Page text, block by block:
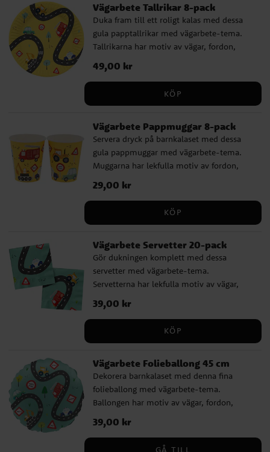
Vägarbete Tallrikar 8-pack
Duka fram till ett roligt kalas med dessa
gula papptallrikar med vägarbete-tema.
Tallrikarna har motiv av vägar, fordon,
skyltar och små byggdetaljer som passar
perfekt till barn som gillar grävmaskiner,
Tallrikarna är fina att kombinera med
samma tema och gör dukningen extra
lekfull. Ett bra val till barnkalas där
byggarbetsplats, fordon och vägar står i
fokus. ✔ 8 papptallrikar med vägarbete-
motiv ✔ Diameter: ca 23 cm ✔ FSC-
certifierat papper
Pris :49,00 kr
49,00 kr
KÖP
Vägarbete Pappmuggar 8-pack
Servera dryck på barnkalaset med dessa
gula pappmuggar med vägarbete-tema.
Muggarna har lekfulla motiv av fordon,
perfekt till barn som gillar grävmaskiner,
arbetsfordon. Pappmuggarna är fina att
dekorationer i samma tema för en
enhetlig dukning. ✔ 8 pappmuggar med
vägarbete-motiv ✔ Rymmer 250 ml ✔
FSC-certifierat papper
Pris:29,00 kr
29,00 kr
KÖP
Vägarbete Servetter 20-pack
Gör dukningen komplett med dessa
servetter med vägarbete-tema.
Servetterna har lekfulla motiv av vägar,
fordon, skyltar och byggdetaljer som
passar perfekt till barn som gillar
grävmaskiner, traktorer, brandbilar och
andra arbetsfordon. ✔ 20 servetter med
utvikta ✔ 3-lagers servetter av FSC-
certifierat papper
Pris:39,00 kr
39,00 kr
KÖP
Vägarbete Folieballong 45 cm
Dekorera barnkalaset med denna fina
folieballong med vägarbete-tema.
Ballongen har motiv av vägar, fordon,
skyltar och byggdetaljer som passar
perfekt till barn som gillar grävmaskiner,
traktorer, brandbilar och andra
Pris:39,00 kr
39,00 kr
GÅ TILL